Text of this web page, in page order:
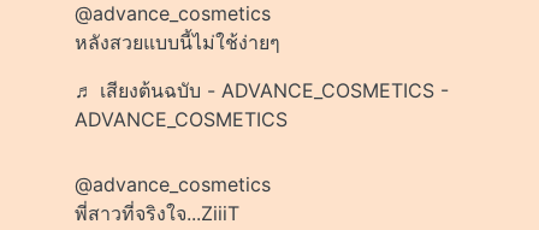
@advance_cosmetics
หลังสวยแบบนี้ไม่ใช้ง่ายๆ
♬ เสียงต้นฉบับ - ADVANCE_COSMETICS -
ADVANCE_COSMETICS
@advance_cosmetics
พี่สาวที่จริงใจ...ZiiiT